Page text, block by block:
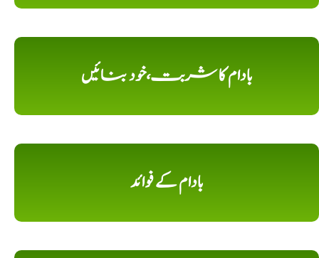
بادام کا شربت،خود بنائیں
بادام کے فوائد